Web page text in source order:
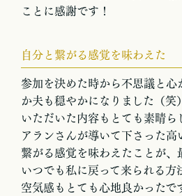
ことに感謝です！
自分と繋がる感覚を味わえた
参加を決めた時から不思議と心
か夫も穏やかになりました（笑
いただいた内容もとても素晴ら
アランさんが導いて下さった高
繋がる感覚を味わえたことが、
いつでも私に戻って来られる方
空気感もとても心地良かったです